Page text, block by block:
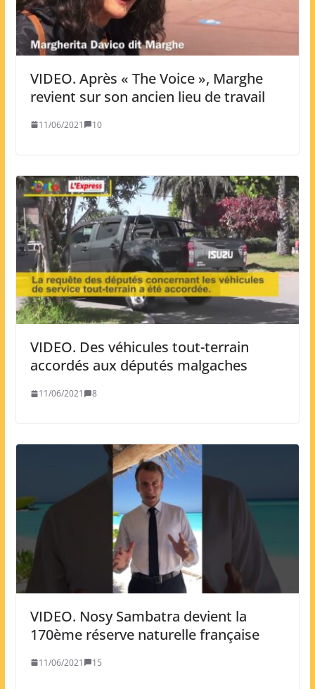
VIDEO. Après « The Voice », Marghe
revient sur son ancien lieu de travail
11/06/2021 10
VIDEO. Des véhicules tout-terrain
accordés aux députés malgaches
11/06/2021 8
VIDEO. Nosy Sambatra devient la
170ème réserve naturelle française
11/06/2021 15